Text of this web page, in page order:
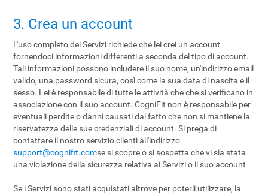
3. Crea un account
L'uso completo dei Servizi richiede che lei crei un account
fornendoci informazioni differenti a seconda del tipo di account.
Tali informazioni possono includere il suo nome, un'indirizzo email
valido, una password sicura, così come la sua data di nascita e il
sesso. Lei è responsabile di tutte le attività che che si verificano in
associazione con il suo account. CogniFit non è responsabile per
eventuali perdite o danni causati dal fatto che non si mantiene la
riservatezza delle sue credenziali di account. Si prega di
contattare il nostro servizio clienti all'indirizzo
support@cognifit.comse si scopre o si sospetta che vi sia stata
una violazione della sicurezza relativa ai Servizi o il suo account
Se i Servizi sono stati acquistati altrove per poterli utilizzare, la